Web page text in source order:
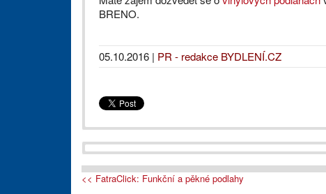
BRENO.
05.10.2016 | PR - redakce BYDLENÍ.CZ
<< FatraClick: Funkční a pěkné podlahy